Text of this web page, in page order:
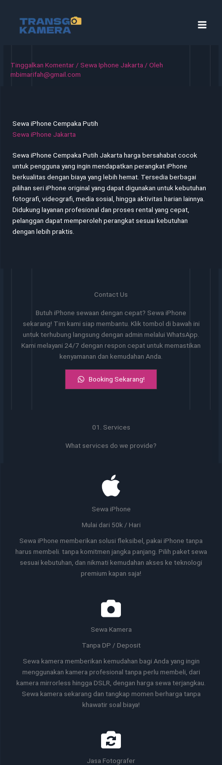
konten
Tinggalkan Komentar / Sewa Iphone Jakarta / Oleh
mbimarifah@gmail.com
Sewa iPhone Cempaka Putih
Sewa iPhone Jakarta
Sewa iPhone Cempaka Putih Jakarta harga bersahabat cocok
untuk pengguna yang ingin mendapatkan perangkat iPhone
berkualitas dengan biaya yang lebih hemat. Tersedia berbagai
pilihan seri iPhone original yang dapat digunakan untuk kebutuhan
fotografi, videografi, media sosial, hingga aktivitas harian lainnya.
Didukung layanan profesional dan proses rental yang cepat,
pelanggan dapat memperoleh perangkat sesuai kebutuhan
dengan lebih praktis.
Contact Us
Butuh iPhone sewaan dengan cepat? Sewa iPhone
sekarang! Tim kami siap membantu. Klik tombol di bawah ini
untuk terhubung langsung dengan admin melalui WhatsApp.
Kami melayani 24/7 dengan respon cepat untuk memastikan
kenyamanan dan kemudahan Anda.
Booking Sekarang!
01. Services
What services do we provide?
Sewa iPhone
Mulai dari 50k / Hari
Sewa iPhone memberikan solusi fleksibel, pakai iPhone tanpa
harus membeli. tanpa komitmen jangka panjang. Pilih paket sewa
sesuai kebutuhan, dan nikmati kemudahan akses ke teknologi
premium kapan saja!
Sewa Kamera
Tanpa DP / Deposit
Sewa kamera memberikan kemudahan bagi Anda yang ingin
menggunakan kamera profesional tanpa perlu membeli, dari
kamera mirrorless hingga DSLR, dengan harga sewa terjangkau.
Sewa kamera sekarang dan tangkap momen berharga tanpa
khawatir soal biaya!
Jasa Fotografer